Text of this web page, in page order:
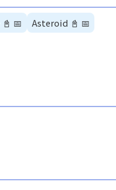
📓 📅 Asteroid 📓 📅